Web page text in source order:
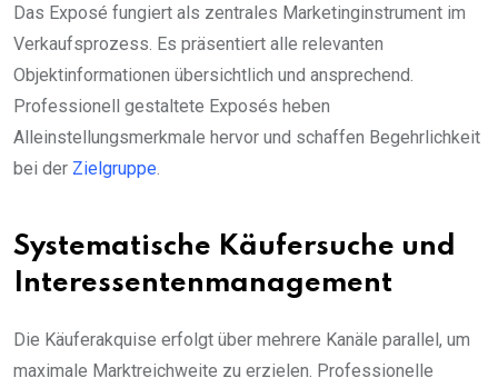
Das Exposé fungiert als zentrales Marketinginstrument im
Verkaufsprozess. Es präsentiert alle relevanten
Objektinformationen übersichtlich und ansprechend.
Professionell gestaltete Exposés heben
Alleinstellungsmerkmale hervor und schaffen Begehrlichkeit
bei der Zielgruppe
Systematische Käufersuche und
Interessentenmanagement
Die Käuferakquise erfolgt über mehrere Kanäle parallel, um
maximale Marktreichweite zu erzielen. Professionelle